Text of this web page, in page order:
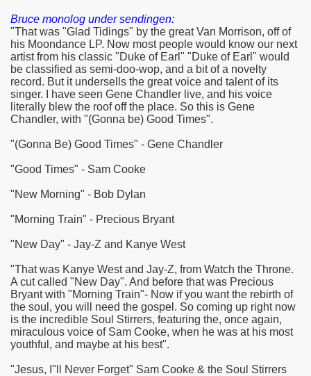
Bruce monolog under sendingen:
"That was "Glad Tidings" by the great Van Morrison, off of
his Moondance LP. Now most people would know our next
artist from his classic "Duke of Earl" "Duke of Earl" would
be classified as semi-doo-wop, and a bit of a novelty
record. But it undersells the great voice and talent of its
singer. I have seen Gene Chandler live, and his voice
literally blew the roof off the place. So this is Gene
Chandler, with "(Gonna be) Good Times".
"(Gonna Be) Good Times" - Gene Chandler
"Good Times" - Sam Cooke
"New Morning" - Bob Dylan
"Morning Train" - Precious Bryant
"New Day" - Jay-Z and Kanye West
"That was Kanye West and Jay-Z, from Watch the Throne.
A cut called "New Day". And before that was Precious
Bryant with "Morning Train"- Now if you want the rebirth of
the soul, you will need the gospel. So coming up right now
is the incredible Soul Stirrers, featuring the, once again,
miraculous voice of Sam Cooke, when he was at his most
youthful, and maybe at his best".
"Jesus, I"ll Never Forget" Sam Cooke & the Soul Stirrers